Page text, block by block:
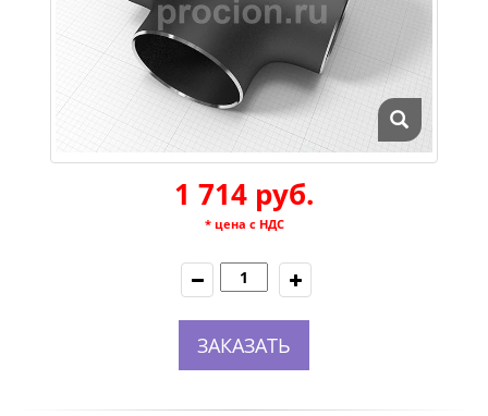
1 714 руб.
* цена с НДС
ЗАКАЗАТЬ